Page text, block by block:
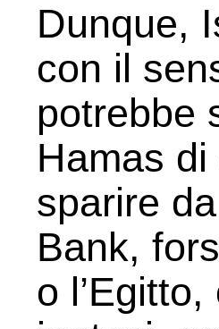
Dunque,
con il
potrebbe
Hamas
sparire
Bank,
o